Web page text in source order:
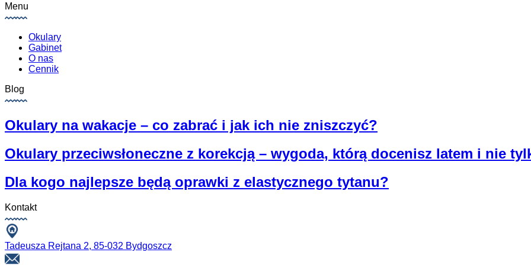
Menu
Okulary
Gabinet
O nas
Cennik
Blog
Okulary na wakacje – co zabrać i jak ich nie zniszczyć?
Okulary przeciwsłoneczne z korekcją – wygoda, którą docenisz latem i nie
Dla kogo najlepsze będą oprawki z elastycznego tytanu?
Kontakt
Tadeusza Rejtana 2, 85-032 Bydgoszcz